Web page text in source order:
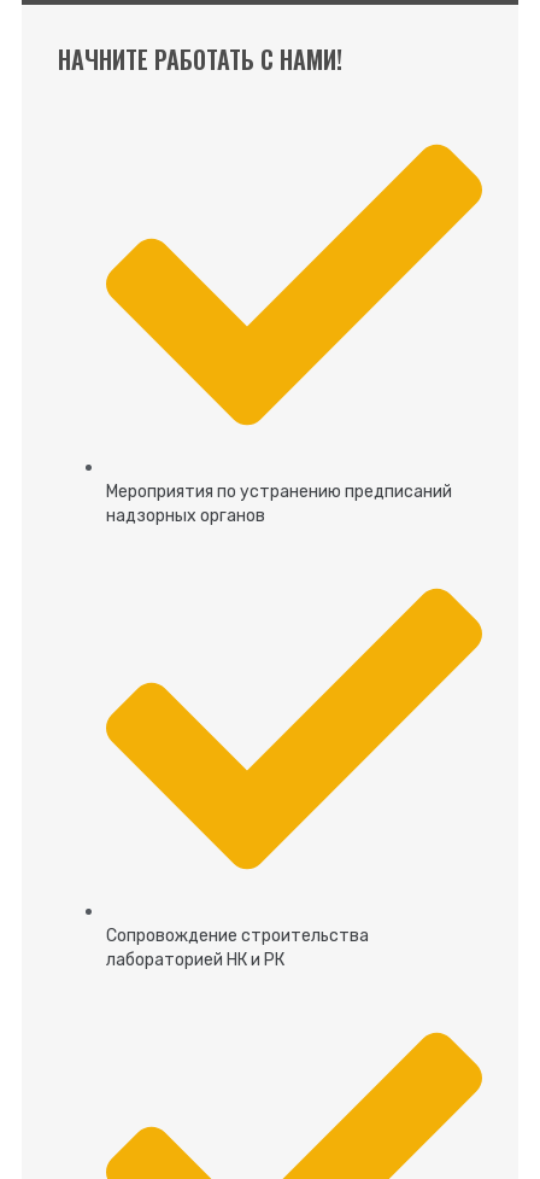
НАЧНИТЕ РАБОТАТЬ С НАМИ!
Мероприятия по устранению предписаний
надзорных органов
Сопровождение строительства
лабораторией НК и РК